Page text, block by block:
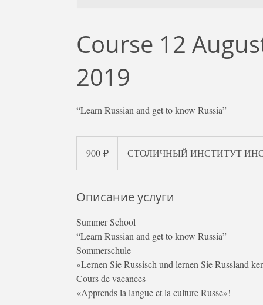
Course 12
2019
“Learn Russian and get to know Russia”
рублей
900 ₽ СТОЛИЧНЫЙ ИНСТИТУТ
Описание услуги
Summer School
“Learn Russian and get to know Russia”
Sommerschule
«Lernen Sie Russisch und lernen Sie Russland
Cours de vacances
«Apprends la langue et la culture Russe»!